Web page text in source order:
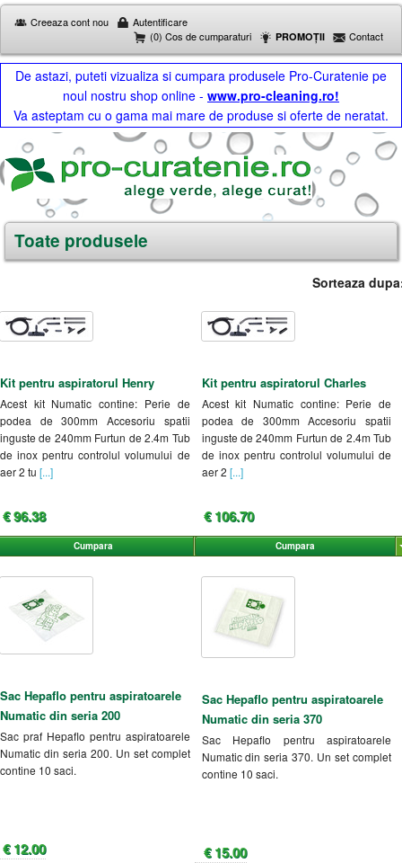
Creeaza cont nou
Autentificare
(0) Cos de cumparaturi
PROMOȚII Contact
De astazi, puteti vizualiza si cumpara produsele Pro-Curatenie pe
noul nostru shop online - www.pro-cleaning.ro!
Va asteptam cu o gama mai mare de produse si oferte de neratat.
Toate produsele
Sorteaza
Kit pentru aspiratorul Henry
Acest kit Numatic contine: Perie de
podea de 300mm Accesoriu spatii
inguste de 240mm Furtun de 2.4m Tub
de inox pentru controlul volumului de
aer 2 tu [...]
€ 96.38
Cumpara
Kit pentru aspiratorul Charles
Acest kit Numatic contine: Perie de
podea de 300mm Accesoriu spatii
inguste de 240mm Furtun de 2.4m Tub
de inox pentru controlul volumului de
aer 2 [...]
€ 106.70
Cumpara
Sac Hepaflo pentru aspiratoarele
Numatic din seria 200
Sac praf Hepaflo pentru aspiratoarele
Numatic din seria 200. Un set complet
contine 10 saci.
€ 12.00
Sac Hepaflo pentru aspiratoarele
Numatic din seria 370
Sac Hepaflo pentru aspiratoarele
Numatic din seria 370. Un set complet
contine 10 saci.
€ 15.00